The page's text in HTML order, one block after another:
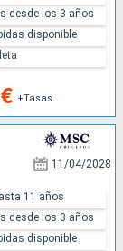
+Tasas
desde los 3 años
disponible
11/04/2028
11 años
desde los 3 años
disponible